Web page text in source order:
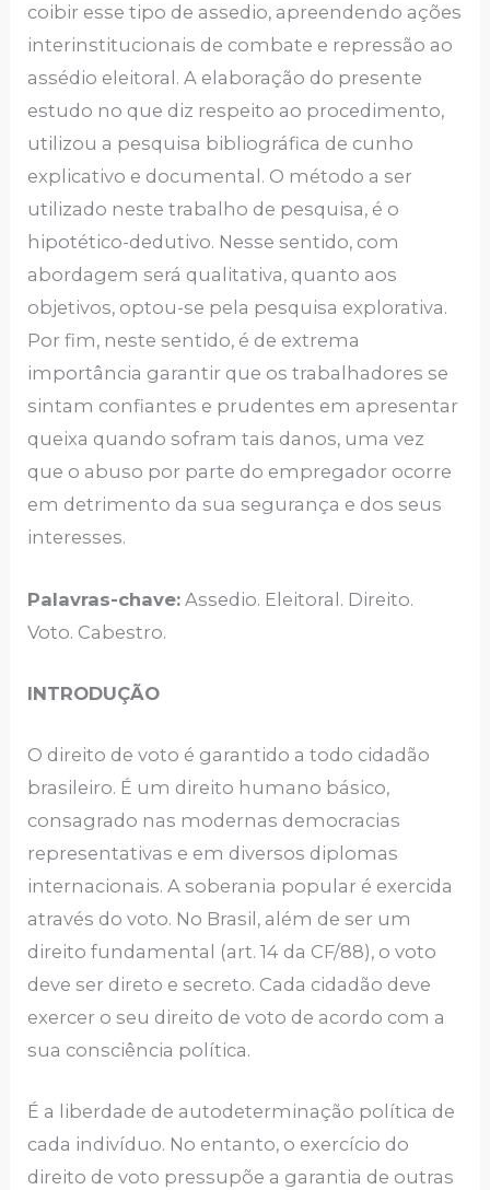
coibir esse tipo de assedio, apreendendo ações
interinstitucionais de combate e repressão ao
assédio eleitoral. A elaboração do presente
estudo no que diz respeito ao procedimento,
utilizou a pesquisa bibliográfica de cunho
explicativo e documental. O método a ser
utilizado neste trabalho de pesquisa, é o
hipotético-dedutivo. Nesse sentido, com
abordagem será qualitativa, quanto aos
objetivos, optou-se pela pesquisa explorativa.
Por fim, neste sentido, é de extrema
importância garantir que os trabalhadores se
sintam confiantes e prudentes em apresentar
queixa quando sofram tais danos, uma vez
que o abuso por parte do empregador ocorre
em detrimento da sua segurança e dos seus
interesses.
Palavras-chave: Assedio. Eleitoral. Direito.
Voto. Cabestro.
INTRODUÇÃO
O direito de voto é garantido a todo cidadão
brasileiro. É um direito humano básico,
consagrado nas modernas democracias
representativas e em diversos diplomas
internacionais. A soberania popular é exercida
através do voto. No Brasil, além de ser um
direito fundamental (art. 14 da CF/88), o voto
deve ser direto e secreto. Cada cidadão deve
exercer o seu direito de voto de acordo com a
sua consciência política.
É a liberdade de autodeterminação política de
cada indivíduo. No entanto, o exercício do
direito de voto pressupõe a garantia de outras